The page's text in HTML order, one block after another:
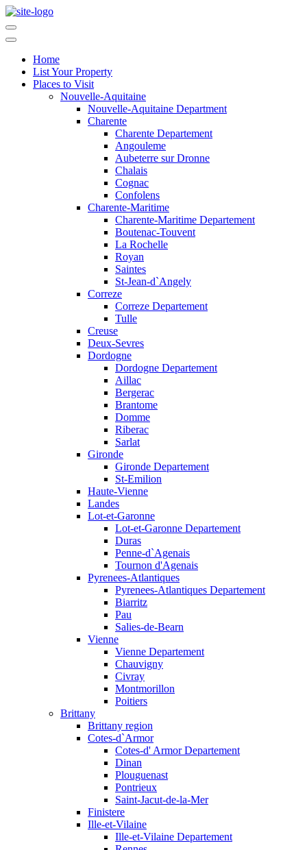
Home
List Your Property
Places to Visit
Nouvelle-Aquitaine
Nouvelle-Aquitaine Department
Charente
Charente Departement
Angouleme
Aubeterre sur Dronne
Chalais
Cognac
Confolens
Charente-Maritime
Charente-Maritime Departement
Boutenac-Touvent
La Rochelle
Royan
Saintes
St-Jean-d`Angely
Correze
Correze Departement
Tulle
Creuse
Deux-Sevres
Dordogne
Dordogne Departement
Aillac
Bergerac
Brantome
Domme
Riberac
Sarlat
Gironde
Gironde Departement
St-Emilion
Haute-Vienne
Landes
Lot-et-Garonne
Lot-et-Garonne Departement
Duras
Penne-d`Agenais
Tournon d'Agenais
Pyrenees-Atlantiques
Pyrenees-Atlantiques Departement
Biarritz
Pau
Salies-de-Bearn
Vienne
Vienne Departement
Chauvigny
Civray
Montmorillon
Poitiers
Brittany
Brittany region
Cotes-d`Armor
Cotes-d' Armor Departement
Dinan
Plouguenast
Pontrieux
Saint-Jacut-de-la-Mer
Finistere
Ille-et-Vilaine
Ille-et-Vilaine Departement